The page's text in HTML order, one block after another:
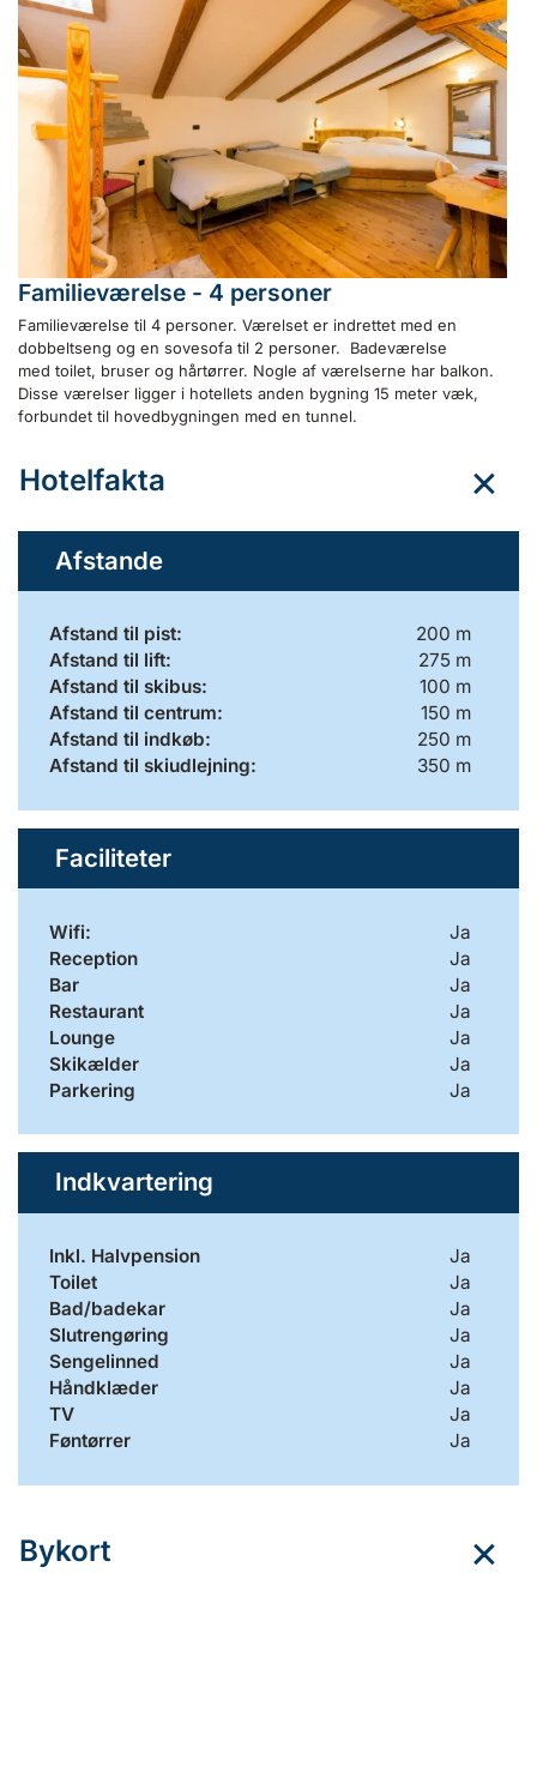
Familieværelse - 4 personer
Familieværelse til 4 personer. Værelset er indrettet med en
dobbeltseng og en sovesofa til 2 personer. Badeværelse
med toilet, bruser og hårtørrer. Nogle af værelserne har balkon.
Disse værelser ligger i hotellets anden bygning 15 meter væk,
forbundet til hovedbygningen med en tunnel.
Hotelfakta
Afstande
Afstand til pist:
200 m
Afstand til lift:
275 m
Afstand til skibus:
100 m
Afstand til centrum:
150 m
Afstand til indkøb:
250 m
Afstand til skiudlejning:
350 m
Faciliteter
Wifi:
Ja
Reception
Ja
Bar
Ja
Restaurant
Ja
Lounge
Ja
Skikælder
Ja
Parkering
Ja
Indkvartering
Inkl. Halvpension
Ja
Toilet
Ja
Bad/badekar
Ja
Slutrengøring
Ja
Sengelinned
Ja
Håndklæder
Ja
TV
Ja
Føntørrer
Ja
Bykort